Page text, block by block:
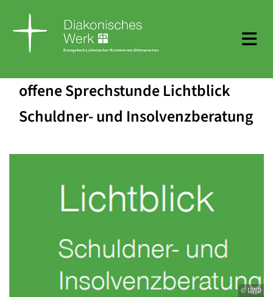
offene Sprechstunde Lichtblick
Schuldner- und Insolvenzberatung
© DWD